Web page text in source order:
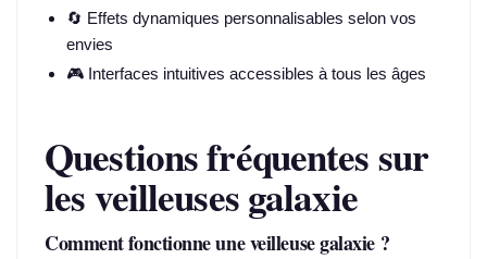
🔄 Effets dynamiques personnalisables selon vos
envies
🎮 Interfaces intuitives accessibles à tous les âges
Questions fréquentes sur
les veilleuses galaxie
Comment fonctionne une veilleuse galaxie ?